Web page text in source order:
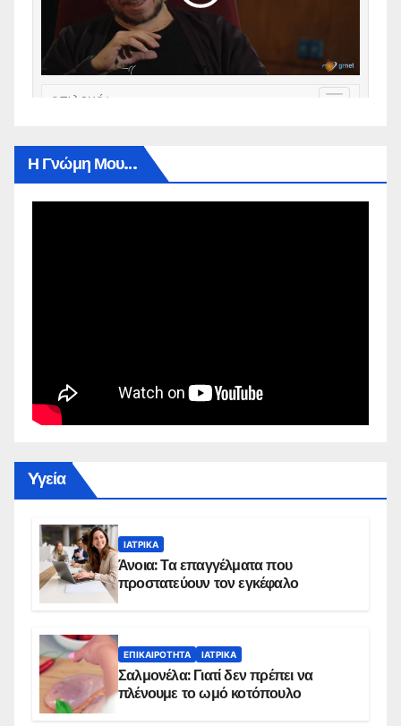
Η Γνώμη Μου…
Yγεία
ΙΑΤΡΙΚΆ
Άνοια: Τα επαγγέλματα που
προστατεύουν τον εγκέφαλο
ΕΠΙΚΑΙΡΌΤΗΤΑ ΙΑΤΡΙΚΆ
Σαλμονέλα: Γιατί δεν πρέπει να
πλένουμε το ωμό κοτόπουλο